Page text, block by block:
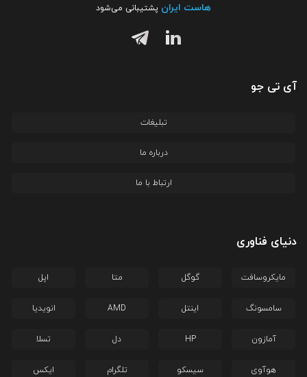
هاست ایران پشتیبانی می‌شود
آی تی جو
تبلیغات
درباره ما
ارتباط با ما
دنیای فناوری
مایکروسافت گوگل متا اپل
سامسونگ اینتل AMD انویدیا
آمازون HP دل تسلا
هوآوی سیسکو تلگرام ایکس